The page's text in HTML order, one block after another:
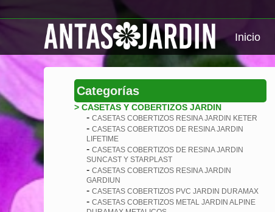
Inicio
Categorías
> CASETAS Y COBERTIZOS JARDIN
- CASETAS COBERTIZOS RESINA JARDIN KETER
- CASETAS COBERTIZOS DE RESINA JARDIN
LIFETIME
- CASETAS COBERTIZOS DE RESINA JARDIN
SUNCAST Y STARPLAST
- CASETAS COBERTIZOS RESINA JARDIN
GARDIUN
- CASETAS COBERTIZOS PVC JARDIN DURAMAX
- CASETAS COBERTIZOS METAL JARDIN ALPINE